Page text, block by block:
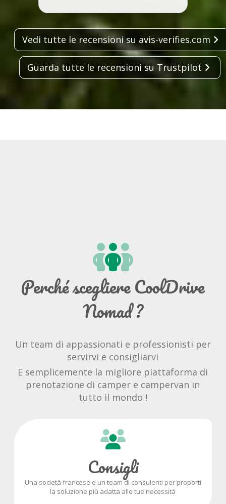
Vedi tutte le recensioni su avis-verifies.com
Guarda tutte le recensioni su Trustpilot
Perché scegliere CoolDrive
Nomad ?
Un team di appassionati e professionisti per
servirvi e consigliarvi
E semplicemente la migliore piattaforma di
prenotazione di camper e campervan in
tutto il mondo !
Consigli
Una società francese e un team di consulenti per proporti
la soluzione più adatta alle tue necessità